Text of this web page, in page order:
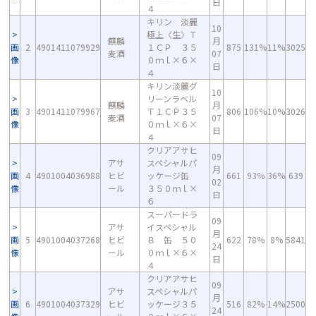
４
画
像
2 4901411079929
麒麟
麦酒
キリン 淡麗
極上〈生〉Ｔ
１ＣＰ ３５
０ｍｌ×６×
４
10
月
07
日
875 131%11%3025
画
像
3 4901411079967
麒麟
麦酒
キリン淡麗グ
リーンラベル
Ｔ１ＣＰ３５
０ｍｌ×６×
４
10
月
07
日
806 106%10%3026
画
像
4 4901004036988
アサ
ヒビ
ール
クリアアサヒ
スペシャルパ
ッケージ缶
３５０ｍｌ×
６
09
月
02
日
661 93% 36% 639
画
像
5 4901004037268
アサ
ヒビ
ール
スーパードラ
イスペシャル
Ｂ 缶 ５０
０ｍｌ×６×
４
09
月
24
日
622 78% 8% 5841
画 6 4901004037329
アサ
ヒビ
クリアアサヒ
スペシャルパ
ッケージ３５
09
月
24
516 82% 14%2500